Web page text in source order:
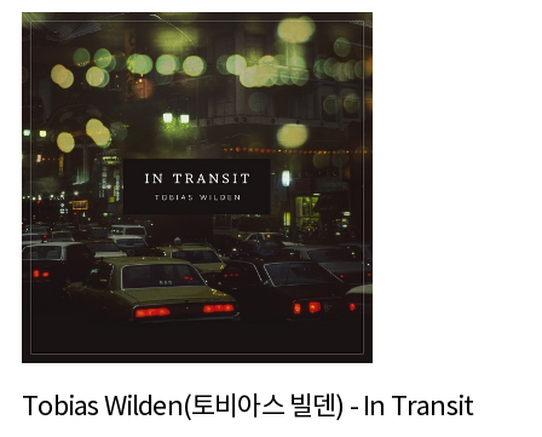
Tobias Wilden(토비아스 빌덴) - In Transit